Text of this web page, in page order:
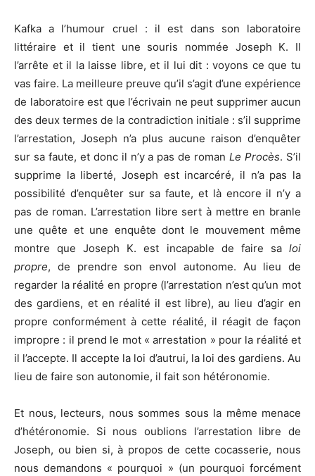
Kafka a l’humour cruel : il est dans son laboratoire
littéraire et il tient une souris nommée Joseph K. Il
l’arrête et il la laisse libre, et il lui dit : voyons ce que tu
vas faire. La meilleure preuve qu’il s’agit d’une expérience
de laboratoire est que l’écrivain ne peut supprimer aucun
des deux termes de la contradiction initiale : s’il supprime
l’arrestation, Joseph n’a plus aucune raison d’enquêter
sur sa faute, et donc il n’y a pas de romanLe Procès. S’il
supprime la liberté, Joseph est incarcéré, il n’a pas la
possibilité d’enquêter sur sa faute, et là encore il n’y a
pas de roman. L’arrestation libre sert à mettre en branle
une quête et une enquête dont le mouvement même
montre que Joseph K. est incapable de faire sa loi
propre, de prendre son envol autonome. Au lieu de
regarder la réalité en propre (l’arrestation n’est qu’un mot
des gardiens, et en réalité il est libre), au lieu d’agir en
propre conformément à cette réalité, il réagit de façon
impropre : il prend le mot « arrestation » pour la réalité et
il l’accepte. Il accepte la loi d’autrui, la loi des gardiens. Au
lieu de faire son autonomie, il fait son hétéronomie.
Et nous, lecteurs, nous sommes sous la même menace
d’hétéronomie. Si nous oublions l’arrestation libre de
Joseph, ou bien si, à propos de cette cocasserie, nous
nous demandons « pourquoi » (un pourquoi forcément